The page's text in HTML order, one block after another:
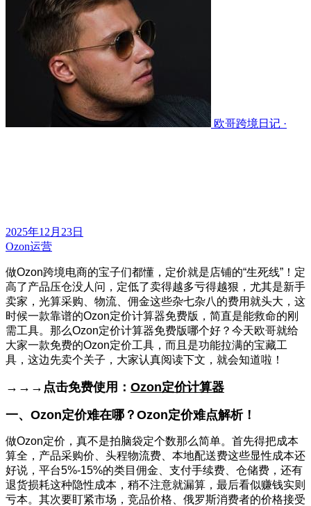
欧哥跨境日记 ·
2025年12月23日
Ozon运营
做Ozon跨境电商的宝子们都懂，定价就是店铺的“生死线”！定
高了产品压仓没人问，定低了卖得越多亏得越狠，尤其是新手
卖家，光算采购、物流、佣金这些杂七杂八的费用就头大，这
时候一款靠谱的Ozon定价计算器免费版，简直是能救命的刚
需工具。那么Ozon定价计算器免费版哪个好？今天欧哥就给
大家一款免费的Ozon定价工具，而且是功能拉满的宝藏工
具，这边先卖个关子，大家认真阅读下文，就会知道啦！
→→→点击免费使用： Ozon定价计算器
一、 Ozon定价难在哪？Ozon定价难点解析！
做Ozon定价，真不是拍脑袋定个数那么简单。首先得把成本
算全，产品采购价、头程物流费、本地配送费这些显性成本还
好说，平台5%-15%的类目佣金、支付手续费、仓储费，还有
退货损耗这种隐性成本，稍不注意就漏算，最后看似赚钱实则
亏本。其次要盯紧市场，竞品价格、俄罗斯消费者的价格接受